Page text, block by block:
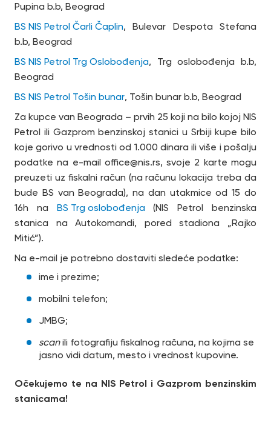
Pupina b.b, Beograd
BS NIS Petrol Čarli Čaplin, Bulevar Despota Stefana
b.b, Beograd
BS NIS Petrol Trg Oslobođenja, Trg oslobođenja b.b,
Beograd
BS NIS Petrol Tošin bunar, Tošin bunar b.b, Beograd
Za kupce van Beograda – prvih 25 koji na bilo kojoj NIS
Petrol ili Gazprom benzinskoj stanici u Srbiji kupe bilo
koje gorivo u vrednosti od 1.000 dinara ili više i pošalju
podatke na e-mail office@nis.rs, svoje 2 karte mogu
preuzeti uz fiskalni račun (na računu lokacija treba da
bude BS van Beograda), na dan utakmice od 15 do
16h na BS Trg oslobođenja(NIS Petrol benzinska
stanica na Autokomandi, pored stadiona „Rajko
Mitić”).
Na e-mail je potrebno dostaviti sledeće podatke:
ime i prezime;
mobilni telefon;
JMBG;
scanili fotografiju fiskalnog računa, na kojima se
jasno vidi datum, mesto i vrednost kupovine.
Očekujemo te na NIS Petrol i Gazprom benzinskim
stanicama!